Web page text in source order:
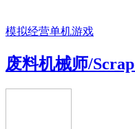
模拟经营单机游戏
废料机械师/